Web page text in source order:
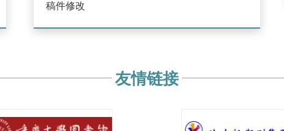
稿件修改
友情链接